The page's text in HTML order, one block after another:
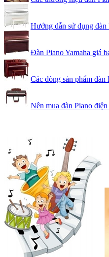
Hướng dẫn sử dụng đàn
Đàn Piano Yamaha giá
Các dòng sản phẩm đàn
Nên mua đàn Piano